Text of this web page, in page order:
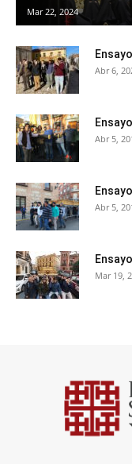
Mar 22, 2024
Abr 6,
Abr 5,
Abr 5,
Mar 19,